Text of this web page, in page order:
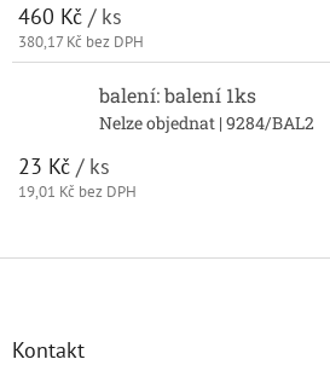
460 Kč / ks
380,17 Kč bez DPH
balení: balení 1ks
Nelze objednat | 9284/BAL2
23 Kč / ks
19,01 Kč bez DPH
Z
Kontakt